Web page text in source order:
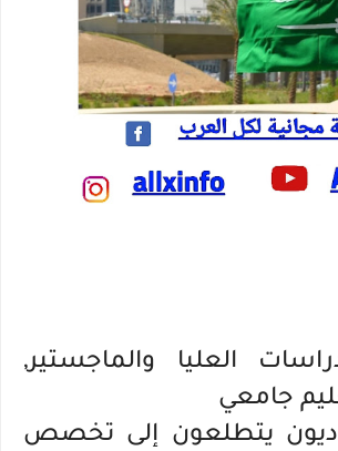
العليا والماجستير,
جامعي
يتطلعون إلى تخصص